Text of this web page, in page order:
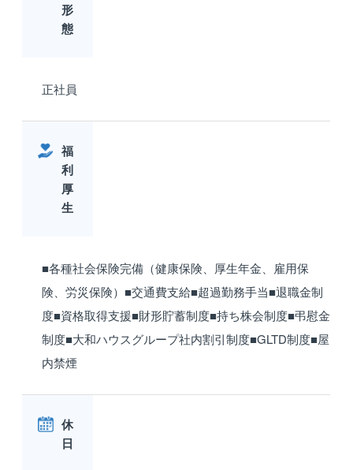
形
態
正社員
福
利
厚
生
■各種社会保険完備（健康保険、厚生年金、雇用保
険、労災保険）■交通費支給■超過勤務手当■退職金制
度■資格取得支援■財形貯蓄制度■持ち株会制度■弔慰金
制度■大和ハウスグループ社内割引制度■GLTD制度■屋
内禁煙
休
日